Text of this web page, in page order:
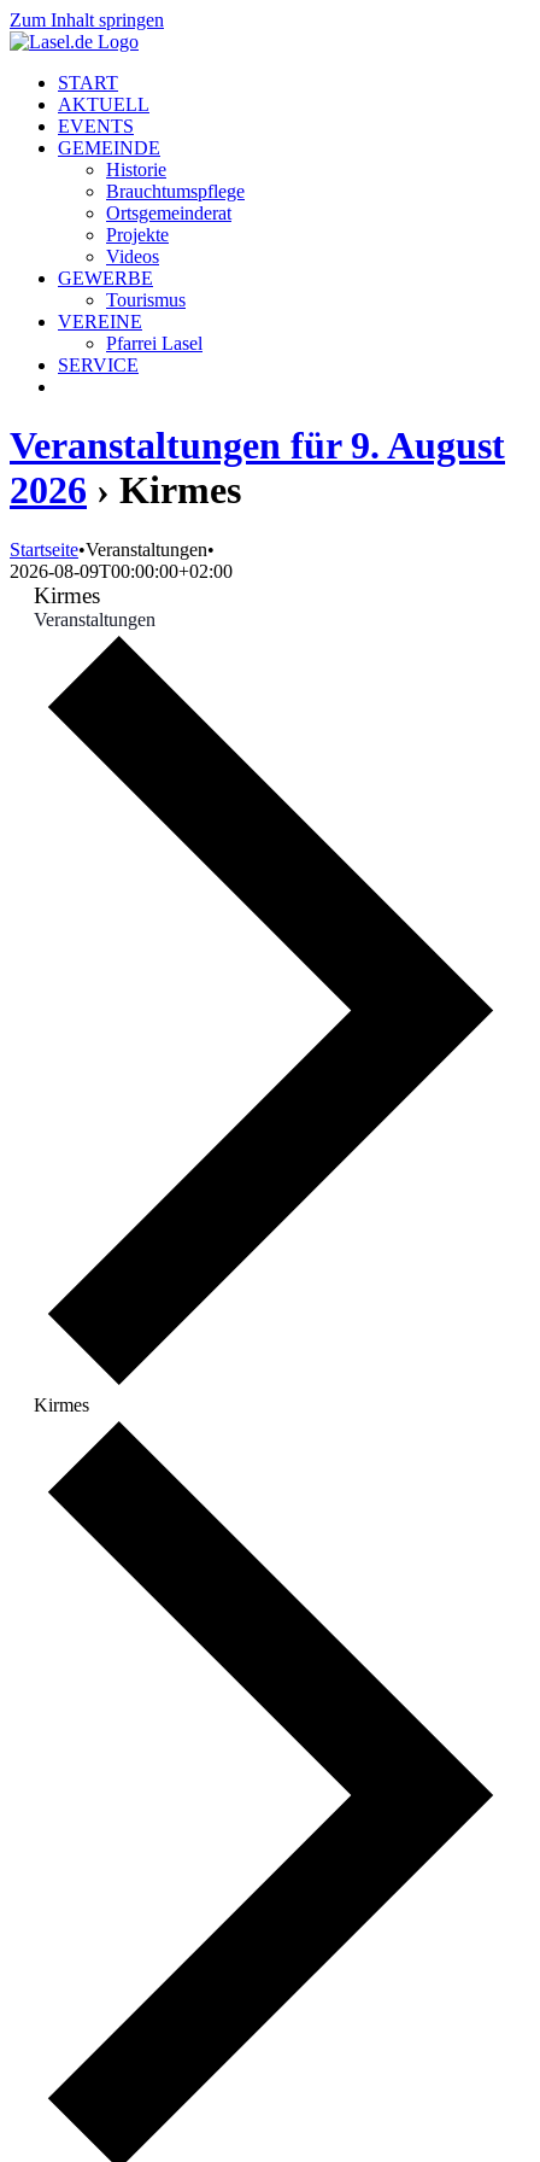
Zum Inhalt springen
START
AKTUELL
EVENTS
GEMEINDE
Historie
Brauchtumspflege
Ortsgemeinderat
Projekte
Videos
GEWERBE
Tourismus
VEREINE
Pfarrei Lasel
SERVICE
Veranstaltungen für 9. August
2026 › Kirmes
Startseite•Veranstaltungen•
2026-08-09T00:00:00+02:00
Kirmes
Veranstaltungen
Kirmes